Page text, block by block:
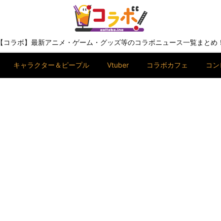
【コラボ】最新アニメ・ゲーム・グッズ等のコラボニュース一覧まとめ！
キャラクター＆ピープル Vtuber コラボカフェ コ